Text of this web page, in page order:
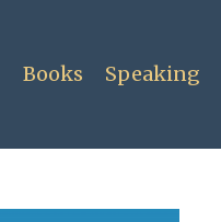
Books Speaking